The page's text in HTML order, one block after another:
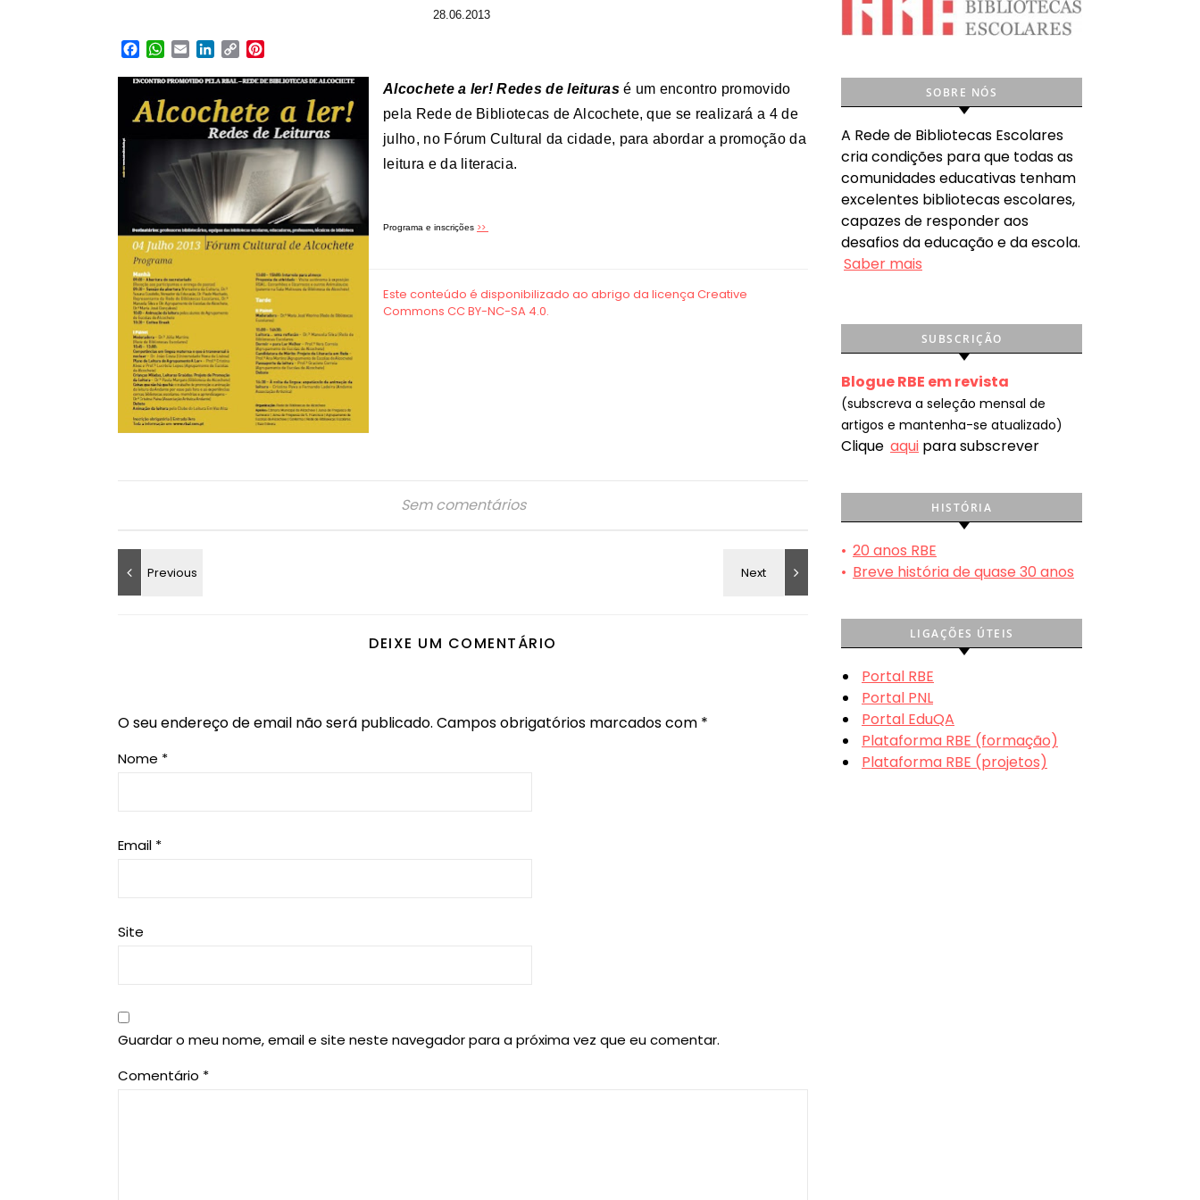
28.06.2013
Facebook
WhatsApp
EmailLinkedIn
Copy
Alcochete a ler! Redes de leiturasé um encontro promovido
pela Rede de Bibliotecas de Alcochete, que se realizará a 4 de
julho, no Fórum Cultural da cidade, para abordar a promoção da
leitura e da literacia.
Programa e inscrições >>
Sem comentários
DEIXE UM COMENTÁRIO
O seu endereço de email não será publicado. Campos obrigatórios marcados com *
Nome *
Email *
Site
Guardar o meu nome, email e site neste navegador para a próxima vez que eu comentar.
Comentário *
SOBRE NÓS
A Rede de Bibliotecas Escolares
cria condições para que todas as
comunidades educativas tenham
excelentes bibliotecas escolares,
capazes de responder aos
desafios da educação e da escola.
Saber mais
SUBSCRIÇÃO
Blogue RBE em revista
(subscreva a seleção mensal de
artigos e mantenha-se atualizado)
Clique aqui para subscrever
HISTÓRIA
• 20 anos RBE
• Breve história de quase 30 anos
LIGAÇÕES ÚTEIS
Portal RBE
Portal PNL
Portal EduQA
Plataforma RBE (formação)
Plataforma RBE (projetos)